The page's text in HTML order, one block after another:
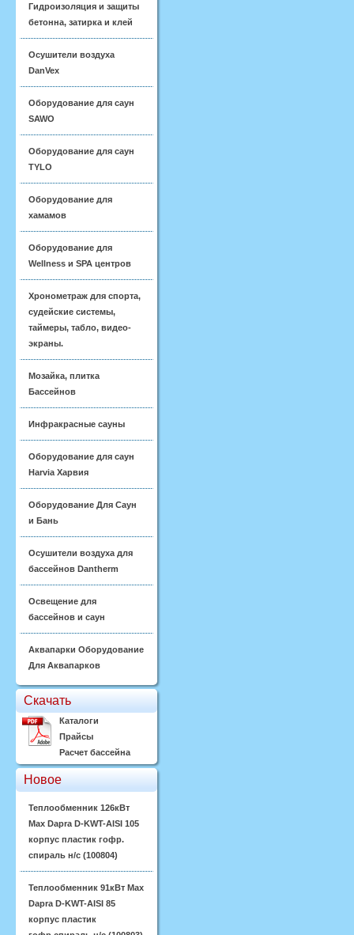
Гидроизоляция и защиты
бетонна, затирка и клей
Осушители воздуха
DanVex
Оборудование для саун
SAWO
Оборудование для саун
TYLO
Оборудование для
хамамов
Оборудование для
Wellness и SPA центров
Хронометраж для спорта,
судейские системы,
таймеры, табло, видео-
экраны.
Мозайка, плитка
Бассейнов
Инфракрасные сауны
Оборудование для саун
Harvia Харвия
Оборудование Для Саун
и Бань
Осушители воздуха для
бассейнов Dantherm
Освещение для
бассейнов и саун
Аквапарки Оборудование
Для Аквапарков
Скачать
Каталоги
Прайсы
Расчет бассейна
Новое
Теплообменник 126кВт
Max Dapra D-KWT-AISI 105
корпус пластик гофр.
спираль н/с (100804)
Теплообменник 91кВт Max
Dapra D-KWT-AISI 85
корпус пластик